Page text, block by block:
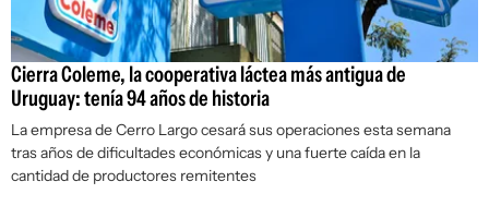
Cierra Coleme, la cooperativa láctea más antigua de
Uruguay: tenía 94 años de historia
La empresa de Cerro Largo cesará sus operaciones esta semana
tras años de dificultades económicas y una fuerte caída en la
cantidad de productores remitentes